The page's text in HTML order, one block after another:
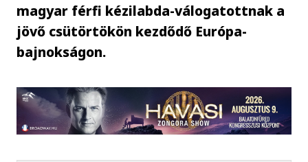
magyar férfi kézilabda-válogatottnak a
jövő csütörtökön kezdődő Európa-
bajnokságon.